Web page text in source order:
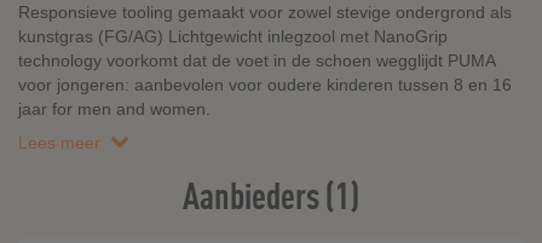
Responsieve tooling gemaakt voor zowel stevige ondergrond als
kunstgras (FG/AG) Lichtgewicht inlegzool met NanoGrip
technology voorkomt dat de voet in de schoen wegglijdt PUMA
voor jongeren: aanbevolen voor oudere kinderen tussen 8 en 16
jaar for men and women.
Lees meer
Aanbieders (1)